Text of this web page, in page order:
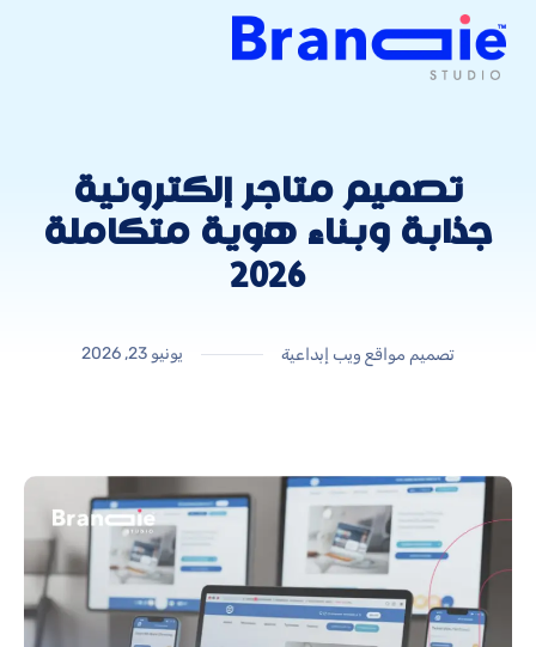
تصميم متاجر إلكترونية
جذابة وبناء هوية متكاملة
2026
تصميم مواقع ويب إبداعية يونيو 23, 2026